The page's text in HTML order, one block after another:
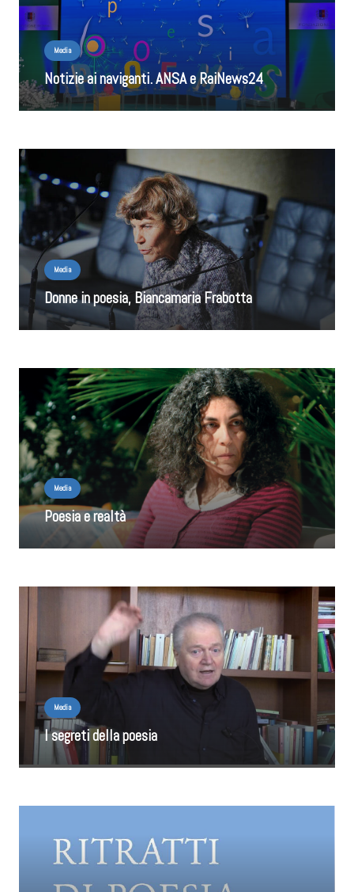
Media
Notizie ai naviganti. ANSA e RaiNews24
Media
Donne in poesia, Biancamaria Frabotta
Media
Poesia e realtà
Media
I segreti della poesia